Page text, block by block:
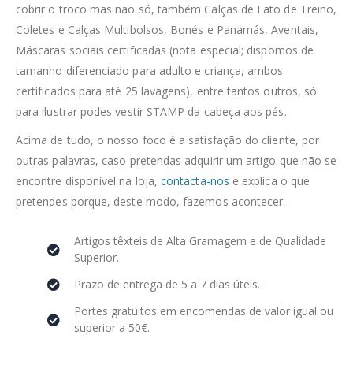
cobrir o troco mas não só, também Calças de Fato de Treino,
Coletes e Calças Multibolsos, Bonés e Panamás, Aventais,
Máscaras sociais certificadas (nota especial; dispomos de
tamanho diferenciado para adulto e criança, ambos
certificados para até 25 lavagens), entre tantos outros, só
para ilustrar podes vestir STAMP da cabeça aos pés.
Acima de tudo, o nosso foco é a satisfação do cliente, por
outras palavras, caso pretendas adquirir um artigo que não se
encontre disponível na loja,contacta-nos e explica o que
pretendes porque, deste modo, fazemos acontecer.
Artigos têxteis de Alta Gramagem e de Qualidade
Superior.
Prazo de entrega de 5 a 7 dias úteis.
Portes gratuitos em encomendas de valor igual ou
superior a 50€.